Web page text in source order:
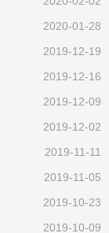
2020-01-28
2019-12-19
2019-12-16
2019-12-09
2019-12-02
2019-11-11
2019-11-05
2019-10-23
2019-10-09